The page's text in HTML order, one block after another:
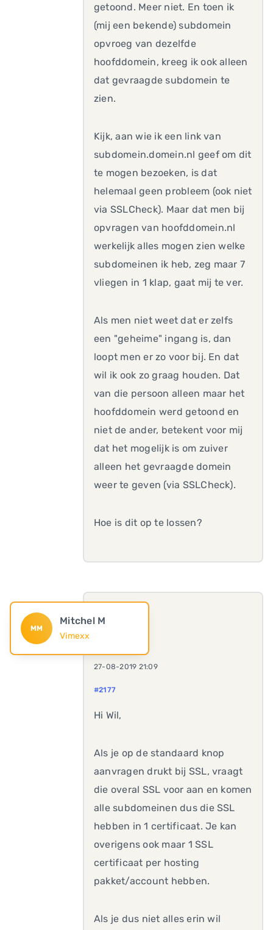
getoond. Meer niet. En toen ik
(mij een bekende) subdomein
opvroeg van dezelfde
hoofddomein, kreeg ik ook alleen
dat gevraagde subdomein te
zien.
Kijk, aan wie ik een link van
subdomein.domein.nl geef om dit
te mogen bezoeken, is dat
helemaal geen probleem (ook niet
via SSLCheck). Maar dat men bij
opvragen van hoofddomein.nl
werkelijk alles mogen zien welke
subdomeinen ik heb, zeg maar 7
vliegen in 1 klap, gaat mij te ver.
Als men niet weet dat er zelfs
een "geheime" ingang is, dan
loopt men er zo voor bij. En dat
wil ik ook zo graag houden. Dat
van die persoon alleen maar het
hoofddomein werd getoond en
niet de ander, betekent voor mij
dat het mogelijk is om zuiver
alleen het gevraagde domein
weer te geven (via SSLCheck).
Hoe is dit op te lossen?
MM
Mitchel M
Vimexx
27-08-2019 21:09
#2177
Hi Wil,
Als je op de standaard knop
aanvragen drukt bij SSL, vraagt
die overal SSL voor aan en komen
alle subdomeinen dus die SSL
hebben in 1 certificaat. Je kan
overigens ook maar 1 SSL
certificaat per hosting
pakket/account hebben.
Als je dus niet alles erin wil